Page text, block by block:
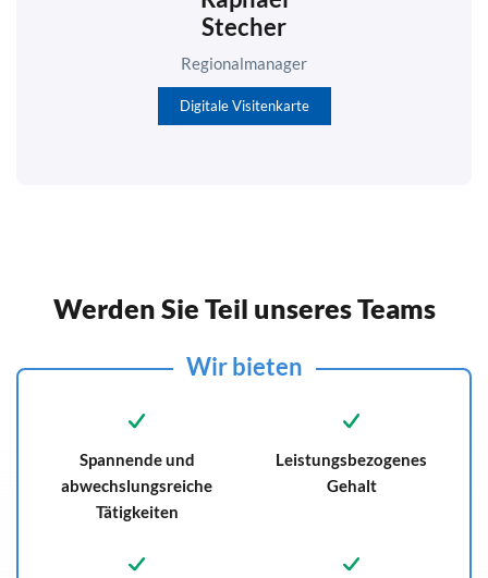
Stecher
Regionalmanager
Digitale Visitenkarte
Werden Sie Teil unseres Teams
Wir bieten
Spannende und
abwechslungsreiche
Tätigkeiten
Leistungsbezogenes
Gehalt